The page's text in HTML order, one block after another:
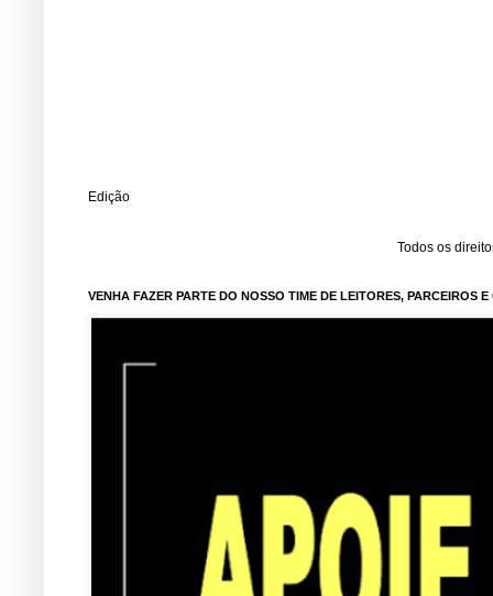
Edição
Todos os
VENHA FAZER PARTE DO NOSSO TIME DE LEITORES, PARCEIROS